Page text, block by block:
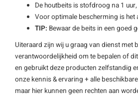
De houtbeits is stofdroog na 1
Voor optimale bescherming is
TIP: Bewaar de beits in een goed
Uiteraard zijn wij u graag van dienst met
verantwoordelijkheid om te bepalen of
en gebruikt deze producten zelfstandig
onze kennis & ervaring + alle
maar hier kunnen geen rechten aan